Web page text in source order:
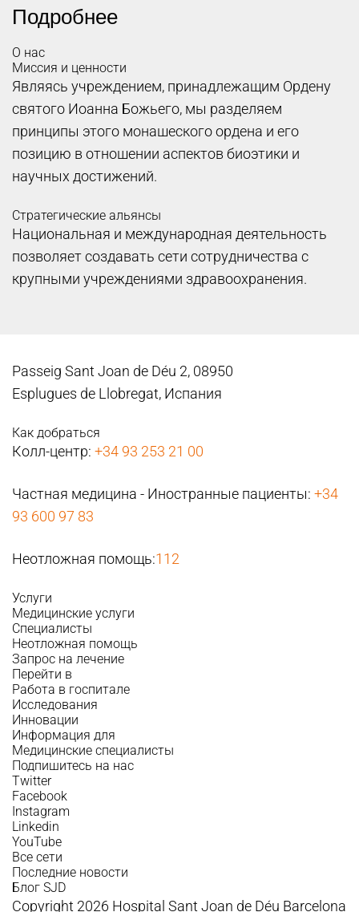
Подробнее
О нас
Миссия и ценности
Являясь учреждением, принадлежащим Ордену
святого Иоанна Божьего, мы разделяем
принципы этого монашеского ордена и его
позицию в отношении аспектов биоэтики и
научных достижений.
Стратегические альянсы
Национальная и международная деятельность
позволяет создавать сети сотрудничества с
крупными учреждениями здравоохранения.
Passeig Sant Joan de Déu 2, 08950
Esplugues de Llobregat, Испания
Как добраться
Колл-центр: +34 93 253 21 00
Частная медицина - Иностранные пациенты: +34
93 600 97 83
Неотложная помощь:112
Услуги
Медицинские услуги
Специалисты
Неотложная помощь
Запрос на лечение
Перейти в
Работа в госпитале
Исследования
Инновации
Информация для
Медицинские специалисты
Подпишитесь на нас
Twitter
Facebook
Instagram
Linkedin
YouTube
Все сети
Последние новости
Блог SJD
Copyright 2026 Hospital Sant Joan de Déu Barcelona